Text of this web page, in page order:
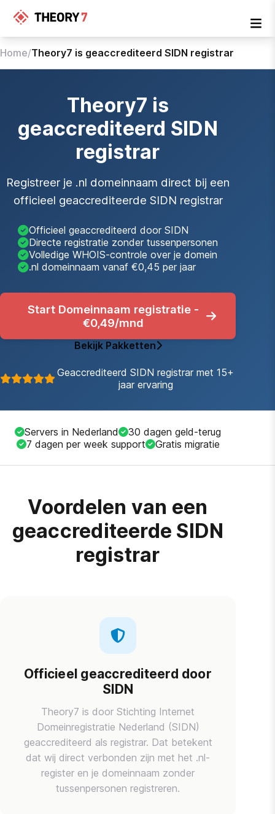
Home/Theory7 is geaccrediteerd SIDN registrar
Theory7 is
geaccrediteerd SIDN
registrar
Registreer je .nl domeinnaam direct bij een
officieel geaccrediteerde SIDN registrar
Officieel geaccrediteerd door SIDN
Directe registratie zonder tussenpersonen
Volledige WHOIS-controle over je domein
.nl domeinnaam vanaf €0,45 per jaar
Start Domeinnaam registratie -
€0,49/mnd
Bekijk Pakketten
Geaccrediteerd SIDN registrar met 15+
jaar ervaring
Servers in Nederland
30 dagen geld-terug
7 dagen per week support
Gratis migratie
Voordelen van een
geaccrediteerde SIDN
registrar
Officieel geaccrediteerd door
SIDN
Theory7 is door Stichting Internet
Domeinregistratie Nederland (SIDN)
geaccrediteerd als registrar. Dat betekent
dat wij direct verbonden zijn met het .nl-
register en je domeinnaam zonder
tussenpersonen registreren.